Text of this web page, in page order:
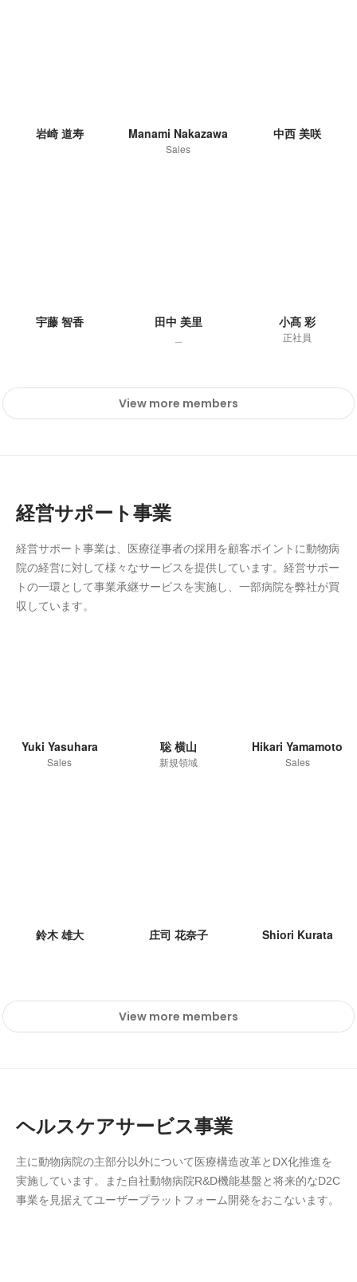
岩崎 道寿 Manami Nakazawa
Sales
中西 美咲
宇藤 智香 田中 美里 小髙 彩
正社員
View more members
経営サポート事業
経営サポート事業は、医療従事者の採用を顧客ポイントに動物病
院の経営に対して様々なサービスを提供しています。経営サポー
トの一環として事業承継サービスを実施し、一部病院を弊社が買
収しています。
Yuki Yasuhara
Sales
聡 横山
新規領域
Hikari Yamamoto
Sales
鈴木 雄大 庄司 花奈⼦ Shiori Kurata
View more members
ヘルスケアサービス事業
主に動物病院の主部分以外について医療構造改革とDX化推進を
実施しています。また自社動物病院R&D機能基盤と将来的なD2C
事業を見据えてユーザープラットフォーム開発をおこないます。